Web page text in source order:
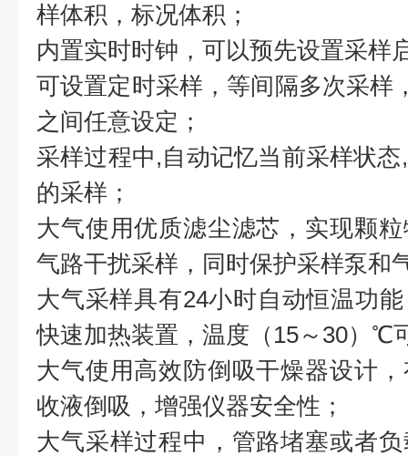
样体积，标况体积；
内置实时时钟，可以预先设置采样
可设置定时采样，等间隔多次采样
之间任意设定；
采样过程中,自动记忆当前采样状
的采样；
大气使用优质滤尘滤芯，实现颗
气路干扰采样，同时保护采样泵和
大气采样具有24小时自动恒温功
快速加热装置，温度（15～30）℃
大气使用高效防倒吸干燥器设计
收液倒吸，增强仪器安全性；
大气采样过程中，管路堵塞或者